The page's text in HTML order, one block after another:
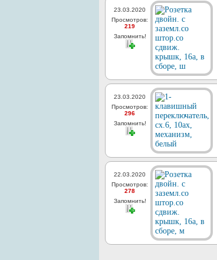
23.03.2020
Просмотров:
219
Запомнить!
23.03.2020
Просмотров:
296
Запомнить!
22.03.2020
Просмотров:
278
Запомнить!